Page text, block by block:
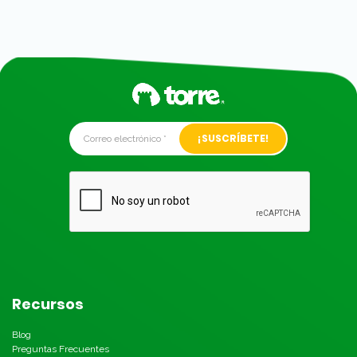
Alternative:
Recursos
Blog
Preguntas Frecuentes